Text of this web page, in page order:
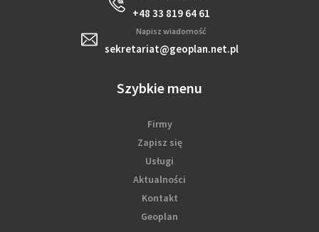
+48 33 819 64 61
Napisz wiadomość
sekretariat@geoplan.net.pl
Szybkie menu
Firmy
Zapisz się
Usługi
Aktualności
Kontakt
Geoplan